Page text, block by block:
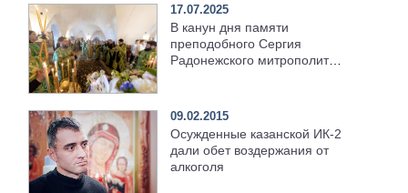
17.07.2025
В канун дня памяти
преподобного Сергия
Радонежского митрополит
Предтеченском монастыре
09.02.2015
Осужденные казанской ИК-2
дали обет воздержания от
алкоголя